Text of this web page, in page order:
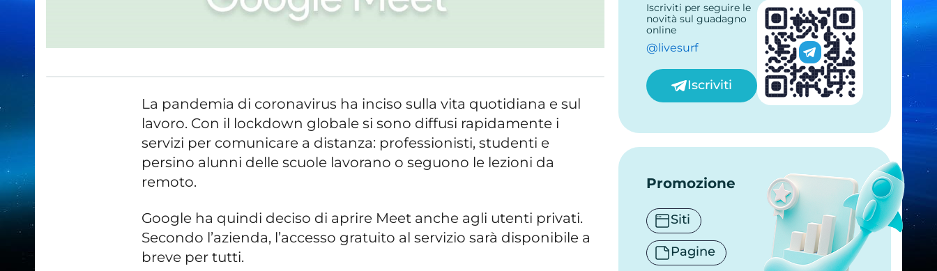
La pandemia di coronavirus ha inciso sulla vita quotidiana e sul
lavoro. Con il lockdown globale si sono diffusi rapidamente i
servizi per comunicare a distanza: professionisti, studenti e
persino alunni delle scuole lavorano o seguono le lezioni da
remoto.
Google ha quindi deciso di aprire Meet anche agli utenti privati.
Secondo l’azienda, l’accesso gratuito al servizio sarà disponibile a
breve per tutti.
Iscriviti per seguire le
novità sul guadagno
online
@livesurf
Iscriviti
Promozione
Siti
Pagine